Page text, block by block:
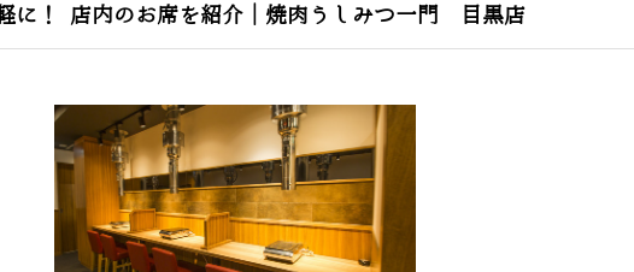
に！ 店内のお席を紹介｜焼肉うしみつ一門 目黒店